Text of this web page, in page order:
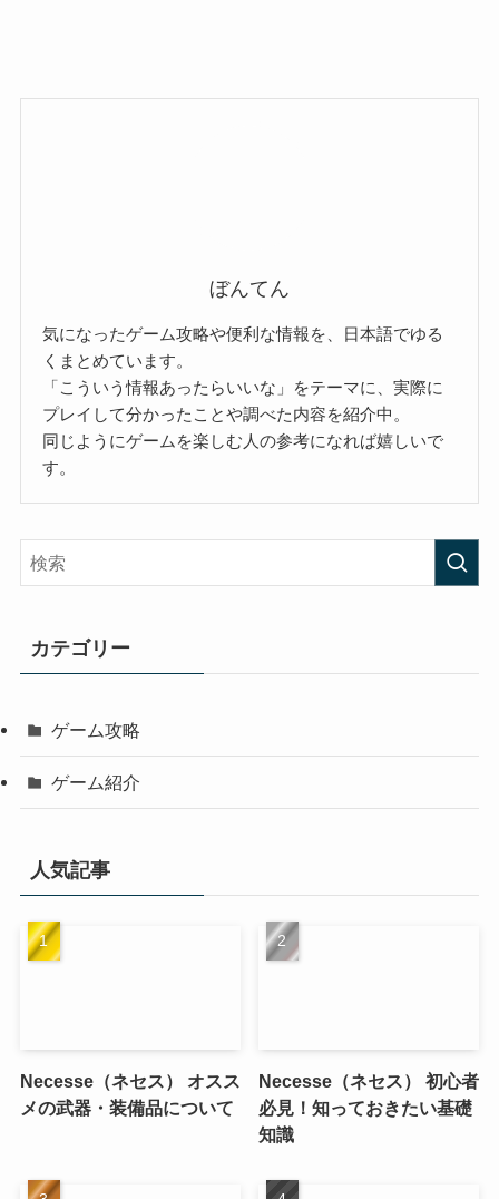
ぼんてん
気になったゲーム攻略や便利な情報を、日本語でゆる
くまとめています。
「こういう情報あったらいいな」をテーマに、実際に
プレイして分かったことや調べた内容を紹介中。
同じようにゲームを楽しむ人の参考になれば嬉しいで
す。
カテゴリー
ゲーム攻略
ゲーム紹介
人気記事
Necesse（ネセス） オスス
メの武器・装備品について
Necesse（ネセス） 初心者
必見！知っておきたい基礎
知識